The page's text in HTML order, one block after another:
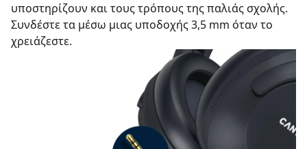
υποστηρίζουν και τους τρόπους της παλιάς σχολής.
Συνδέστε τα μέσω μιας υποδοχής 3,5 mm όταν το
χρειάζεστε.